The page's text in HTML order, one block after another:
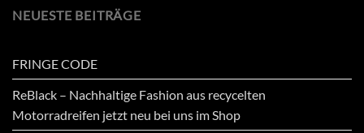
NEUESTE BEITRÄGE
FRINGE CODE
ReBlack – Nachhaltige Fashion aus recycelten
Motorradreifen jetzt neu bei uns im Shop